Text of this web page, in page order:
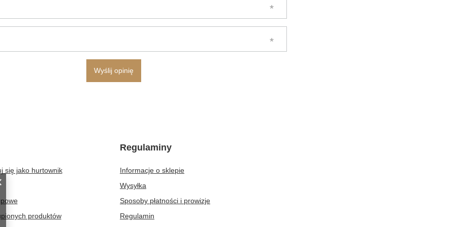
Wyślij opinię
się jako hurtownik
produktów
Regulaminy
Informacje o sklepie
Wysyłka
Sposoby płatności i prowizje
Regulamin